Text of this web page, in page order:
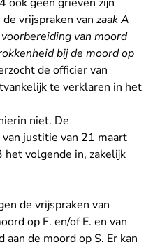
vrijspraken van zaak A
van moord
bij de moord op
de officier van
te verklaren in het
niet. De
justitie van 21 maart
volgende in, zakelijk
de vrijspraken van
op F. en/of E. en van
de moord op S. Er kan